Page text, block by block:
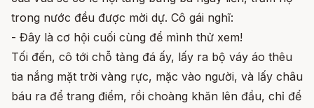
trong nước đều được mời dự. Cô gái nghĩ:
- Đây là cơ hội cuối cùng để mình thử xem!
Tối đến, cô tới chỗ tảng đá ấy, lấy ra bộ váy áo thêu
tia nắng mặt trời vàng rực, mặc vào người, và lấy châu
báu ra để trang điểm, rồi choàng khăn lên đầu, chỉ để